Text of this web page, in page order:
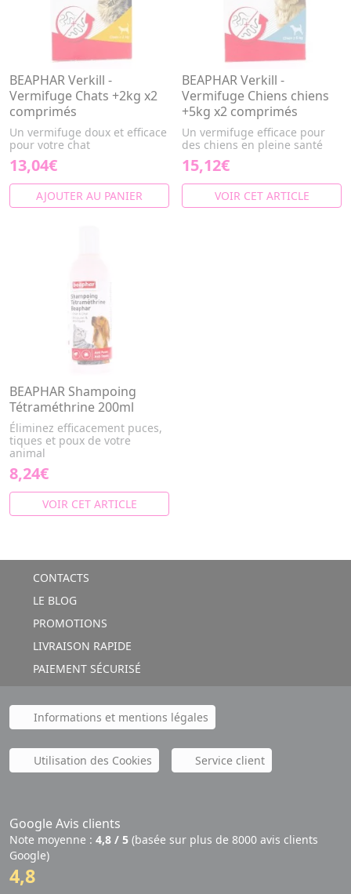
BEAPHAR Verkill -
Vermifuge Chats +2kg x2
comprimés
Un vermifuge doux et efficace
pour votre chat
13,04€
AJOUTER AU PANIER
BEAPHAR Verkill -
Vermifuge Chiens chiens
+5kg x2 comprimés
Un vermifuge efficace pour
des chiens en pleine santé
15,12€
VOIR CET ARTICLE
BEAPHAR Shampoing
Tétraméthrine 200ml
Éliminez efficacement puces,
tiques et poux de votre
animal
8,24€
VOIR CET ARTICLE
CONTACTS
LE BLOG
PROMOTIONS
LIVRAISON RAPIDE
PAIEMENT SÉCURISÉ
Informations et mentions légales
Utilisation des Cookies Service client
Google Avis clients
Note moyenne : 4,8 / 5 (basée sur plus de 8000 avis clients
Google)
4,8